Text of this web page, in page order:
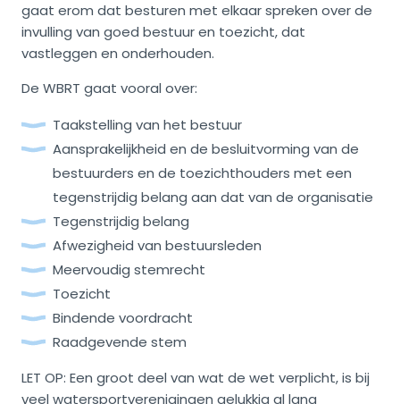
gaat erom dat besturen met elkaar spreken over de
invulling van goed bestuur en toezicht, dat
vastleggen en onderhouden.
De WBRT gaat vooral over:
Taakstelling van het bestuur
Aansprakelijkheid en de besluitvorming van de
bestuurders en de toezichthouders met een
tegenstrijdig belang aan dat van de organisatie
Tegenstrijdig belang
Afwezigheid van bestuursleden
Meervoudig stemrecht
Toezicht
Bindende voordracht
Raadgevende stem
LET OP: Een groot deel van wat de wet verplicht, is bij
veel watersportverenigingen gelukkig al lang